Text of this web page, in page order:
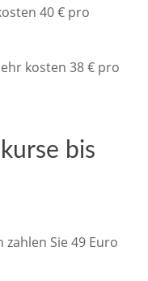
40 € pro
kosten 38 € pro
bis
Sie 49 Euro